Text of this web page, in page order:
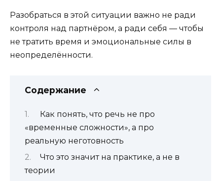
Разобраться в этой ситуации важно не ради
контроля над партнёром, а ради себя — чтобы
не тратить время и эмоциональные силы в
неопределённости.
Содержание
Как понять, что речь не про
«временные сложности», а про
реальную неготовность
Что это значит на практике, а не в
теории